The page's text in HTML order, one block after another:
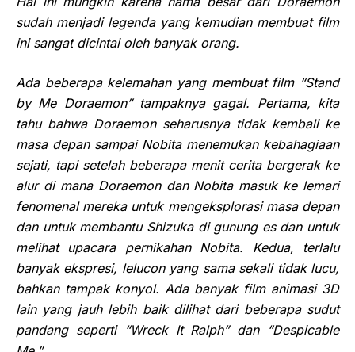
sudah menjadi legenda yang kemudian membuat film
ini sangat dicintai oleh banyak orang.
Ada beberapa kelemahan yang membuat film “Stand
by Me Doraemon” tampaknya gagal. Pertama, kita
tahu bahwa Doraemon seharusnya tidak kembali ke
masa depan sampai Nobita menemukan kebahagiaan
sejati, tapi setelah beberapa menit cerita bergerak ke
alur di mana Doraemon dan Nobita masuk ke lemari
fenomenal mereka untuk mengeksplorasi masa depan
dan untuk membantu Shizuka di gunung esdan untuk
melihat upacara pernikahan Nobita. Kedua, terlalu
banyak ekspresi, lelucon yang sama sekali tidak lucu,
bahkan tampak konyol. Ada banyak film animasi 3D
lain yang jauh lebih baik dilihat dari beberapa sudut
pandang seperti “Wreck It Ralph”dan “Despicable